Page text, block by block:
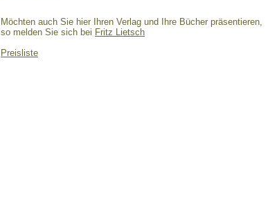
Möchten auch Sie hier Ihren Verlag und Ihre Bücher präsentieren,
so melden Sie sich bei Fritz Lietsch
Preisliste